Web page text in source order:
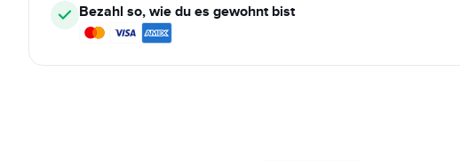
Bezahl so, wie du es gewohnt bist